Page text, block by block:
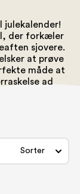
julekalender!
der forkæler
sjovere.
at prøve
måde at
ad
Sorter